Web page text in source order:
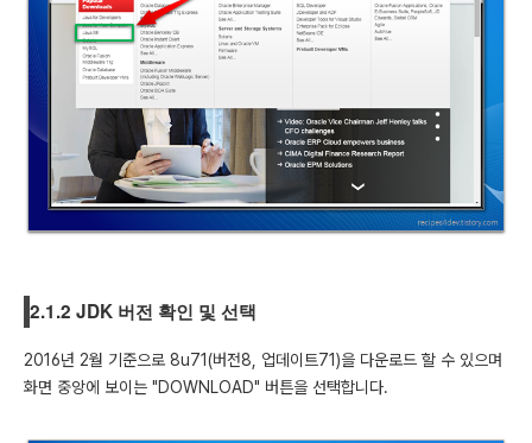
2.1.2 JDK 버전 확인 및 선택
2016년 2월 기준으로 8u71(버전8, 업데이트71)을 다운로드 할 수 있으며
화면 중앙에 보이는 "DOWNLOAD" 버튼을 선택합니다.